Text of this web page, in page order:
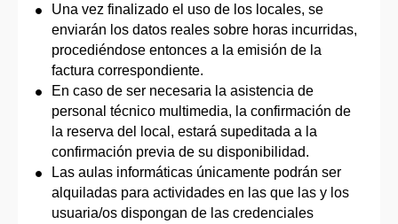
Una vez finalizado el uso de los locales, se
enviarán los datos reales sobre horas incurridas,
procediéndose entonces a la emisión de la
factura correspondiente.
En caso de ser necesaria la asistencia de
personal técnico multimedia, la confirmación de
la reserva del local, estará supeditada a la
confirmación previa de su disponibilidad.
Las aulas informáticas únicamente podrán ser
alquiladas para actividades en las que las y los
usuaria/os dispongan de las credenciales